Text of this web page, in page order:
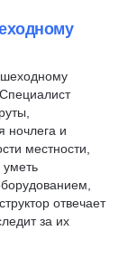
(АХД)
ночлега и
местности,
уметь
отвечает
за их